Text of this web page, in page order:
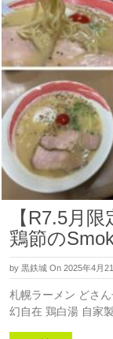
【R7.5月
鶏節の
by 黒鉄城 On 2025年4月
札幌ラーメン どさ
幻自在 鶏白湯 自家